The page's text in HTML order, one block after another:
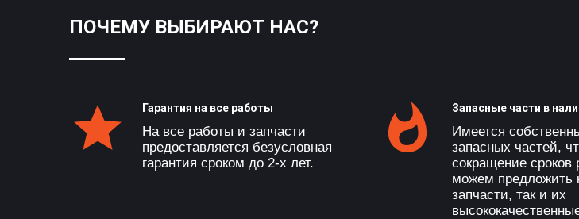
ПОЧЕМУ ВЫБИРАЮТ НАС?
Гарантия на все работы
На все работы и запчасти
предоставляется безусловная
гарантия сроком до 2-х лет.
Запасные части в
Имеется
запасных частей,
сокращение
можем предложить
запчасти, так и их